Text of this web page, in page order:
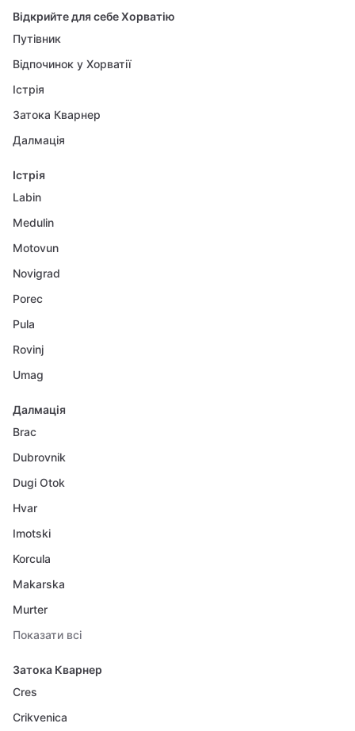
Відкрийте для себе Хорватію
Путівник
Відпочинок у Хорватії
Істрія
Затока Кварнер
Далмація
Істрія
Labin
Medulin
Motovun
Novigrad
Porec
Pula
Rovinj
Umag
Далмація
Brac
Dubrovnik
Dugi Otok
Hvar
Imotski
Korcula
Makarska
Murter
Показати всі
Затока Кварнер
Cres
Crikvenica